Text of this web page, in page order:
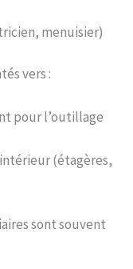
menuisier)
vers :
pour l’outillage
(étagères,
sont souvent